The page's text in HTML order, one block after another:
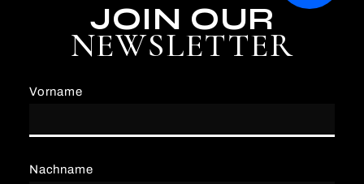
JOIN OUR
NEWSLETTER
Vorname
Nachname